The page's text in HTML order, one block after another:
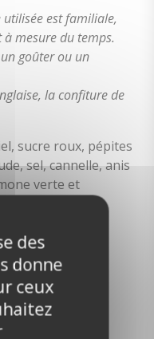
utilisée est familiale,
mesure du temps.
goûter ou un
la confiture de
sucre roux, pépites
sel, cannelle, anis
verte et
vous
des
donne
ceux